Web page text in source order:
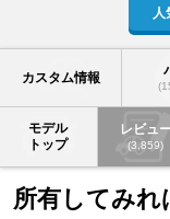
人
カスタム情報
モデル
トップ
レビュ
(3,859)
所有してみれ